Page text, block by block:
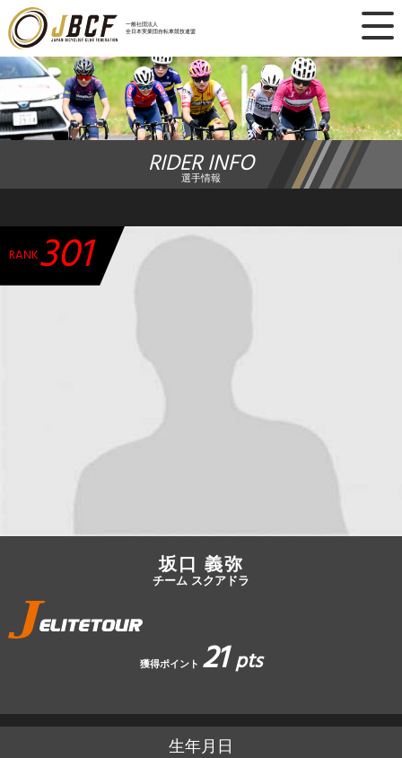
一般社団法人
全日本実業団自転車競技連盟
×
ニュース
レース日程
ランキング
チーム・選手
加盟・登録
エントリー
JBCF ROAD SERIESとは
RIDER INFO
選手情報
RANK301
坂口 義弥
チーム スクアドラ
獲得ポイント 21pts
生年月日